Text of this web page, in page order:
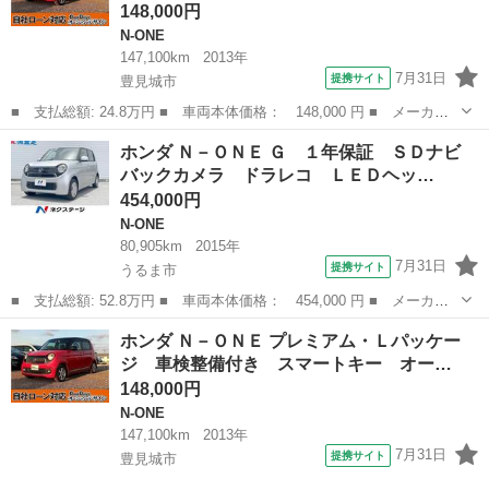
148,000円
N-ONE
147,100km
2013年
豊見城市
提携サイト 7月31日
■ 支払総額: 24.8万円 ■ 車両本体価格： 148,000 円 ■ メーカー
名： ホンダ ■ 車種名： Ｎ－ＯＮＥ ■ グレード名： プレミア
ム・Ｌパッケージ 車検整備付き スマートキー オーディオ オー
トエアコン ...
沖縄 豊見城市 N-ONE
ホンダ Ｎ－ＯＮＥ Ｇ １年保証 ＳＤナビ
バックカメラ ドラレコ ＬＥＤヘッ…
454,000円
N-ONE
80,905km
2015年
うるま市
提携サイト 7月31日
■ 支払総額: 52.8万円 ■ 車両本体価格： 454,000 円 ■ メーカー
名： ホンダ ■ 車種名： Ｎ－ＯＮＥ ■ グレード名： Ｇ １年
保証 ＳＤナビ バックカメラ ドラレコ ＬＥＤヘッド ＥＴＣ
オートエアコ...
沖縄 うるま市 N-ONE
ホンダ Ｎ－ＯＮＥ プレミアム・Ｌパッケー
ジ 車検整備付き スマートキー オー…
148,000円
N-ONE
147,100km
2013年
豊見城市
提携サイト 7月31日